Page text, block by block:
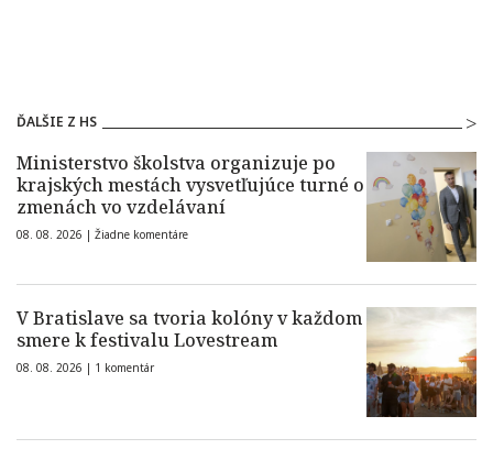
ĎALŠIE Z HS
Ministerstvo školstva organizuje po
krajských mestách vysvetľujúce turné o
zmenách vo vzdelávaní
08. 08. 2026 | Žiadne komentáre
V Bratislave sa tvoria kolóny v každom
smere k festivalu Lovestream
08. 08. 2026 | 1 komentár